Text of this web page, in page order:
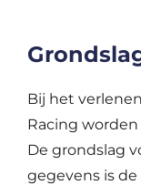
Bij het
Racing
De grondslag
gegevens is